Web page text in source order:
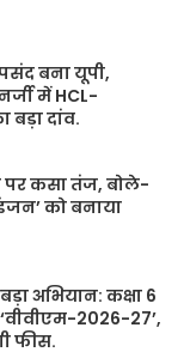
बना यूपी,
में HCL-
बड़ा दांव.
कसा तंज, बोले-
को बनाया
अभियान: कक्षा 6
2026-27’,
फीस.